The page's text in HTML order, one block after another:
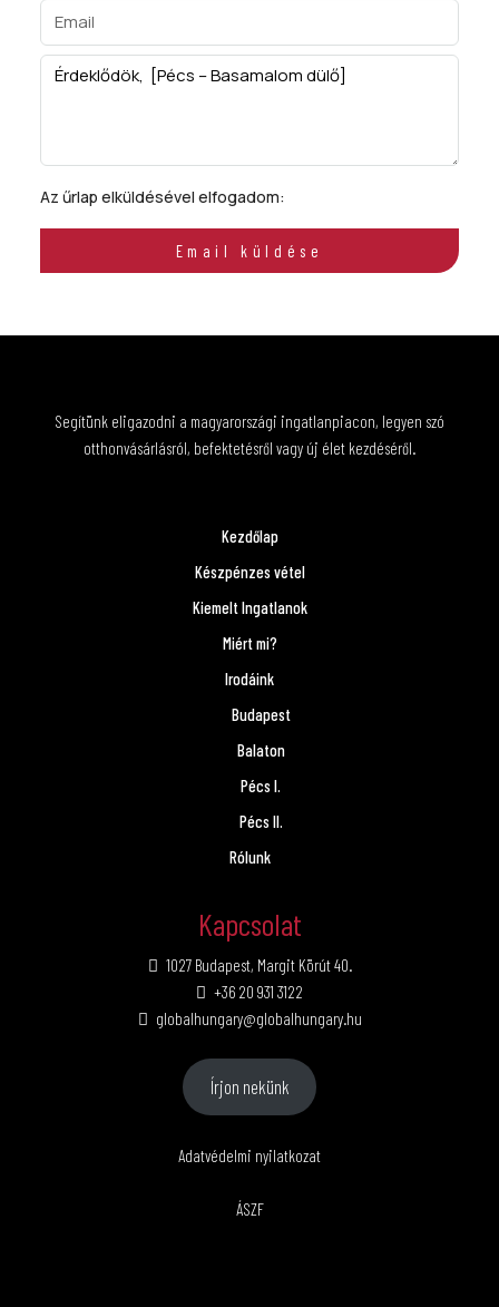
Az űrlap elküldésével elfogadom:
Email küldése
Segítünk eligazodni a magyarországi ingatlanpiacon, legyen szó
otthonvásárlásról, befektetésről vagy új élet kezdéséről.
Kezdőlap
Készpénzes vétel
Kiemelt Ingatlanok
Miért mi?
Irodáink
Budapest
Balaton
Pécs I.
Pécs II.
Rólunk
Kapcsolat
1027 Budapest, Margit Körút 40.
+36 20 931 3122
globalhungary@globalhungary.hu
Írjon nekünk
Adatvédelmi nyilatkozat
ÁSZF